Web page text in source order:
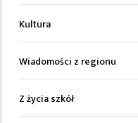
Kultura
Wiadomości z regionu
Z życia szkół